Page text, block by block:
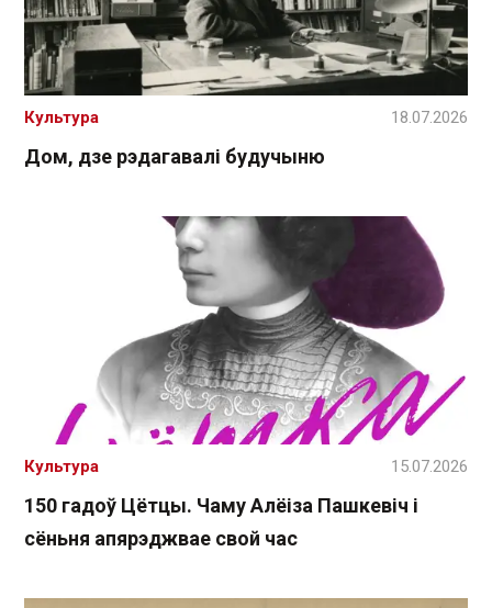
Дом, дзе рэдагавалі будучыню
Культура 18.07.2026
150 гадоў Цётцы. Чаму Алёіза Пашкевіч і
сёньня апярэджвае свой час
Культура 15.07.2026